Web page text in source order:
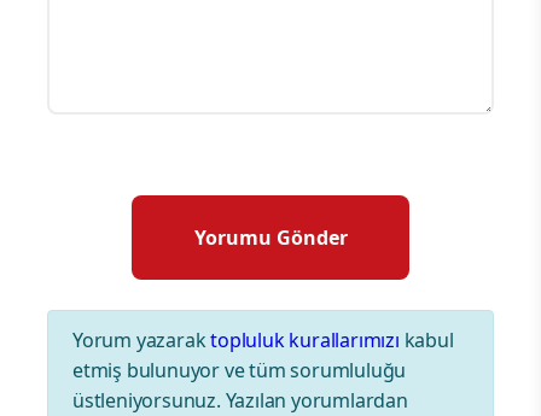
Yorum yazaraktopluluk kurallarımızı kabul
etmiş bulunuyor ve tüm sorumluluğu
üstleniyorsunuz. Yazılan yorumlardan